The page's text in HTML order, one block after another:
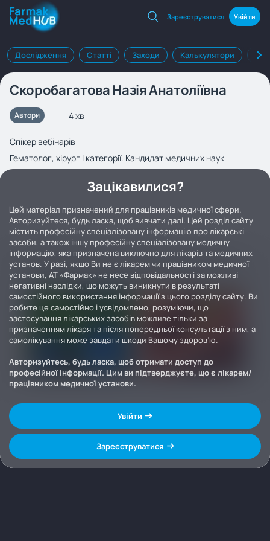
Зареєструватися Увійти
Дослідження Статті Заходи Калькулятори
Скоробагатова Назія Анатоліївна
Автори 4 хв
Спікер вебінарів
Гематолог, хірург І категорії. Кандидат медичних наук
Зацікавилися?
Цей матеріал призначений для працівників медичної сфери.
Авторизуйтеся, будь ласка, щоб вивчати далі. Цей розділ сайту
містить професійну спеціалізовану інформацію про лікарські
засоби, а також іншу професійну спеціалізовану медичну
інформацію, яка призначена виключно для лікарів та медичних
установ. У разі, якщо Ви не є лікарем чи працівником медичної
установи, АТ «Фармак» не несе відповідальності за можливі
негативні наслідки, що можуть виникнути в результаті
самостійного використання інформації з цього розділу сайту. Ви
робите це самостійно і усвідомлено, розуміючи, що
застосування лікарських засобів можливе тільки за
призначенням лікаря та після попередньої консультації з ним, а
самолікування може завдати шкоди Вашому здоров’ю.
Авторизуйтесь, будь ласка, щоб отримати доступ до
професійної інформації. Цим ви підтверджуєте, що є лікарем/
працівником медичної установи.
Увійти
Зареєструватися